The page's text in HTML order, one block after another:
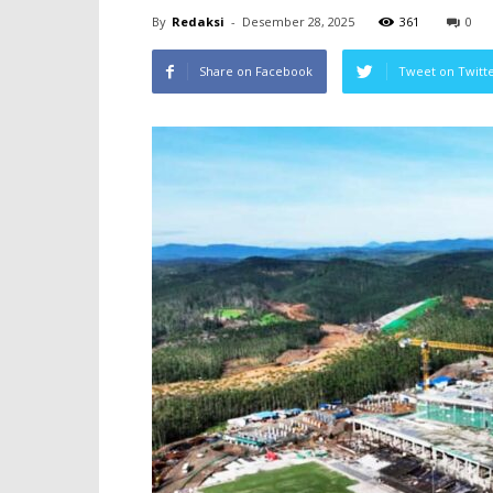
By Redaksi - Desember 28, 2025 361 0
Share on Facebook Tweet on